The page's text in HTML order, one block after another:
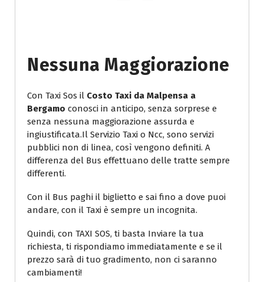
Nessuna Maggiorazione
Con Taxi Sos il Costo Taxi da Malpensa a
Bergamo conosci in anticipo, senza sorprese e
senza nessuna maggiorazione assurda e
ingiustificata.Il Servizio Taxi o Ncc, sono servizi
pubblici non di linea, così vengono definiti. A
differenza del Bus effettuano delle tratte sempre
differenti.
Con il Bus paghi il biglietto e sai fino a dove puoi
andare, con il Taxi è sempre un incognita.
Quindi, con TAXI SOS, ti basta Inviare la tua
richiesta, ti rispondiamo immediatamente e se il
prezzo sarà di tuo gradimento, non ci saranno
cambiamenti!